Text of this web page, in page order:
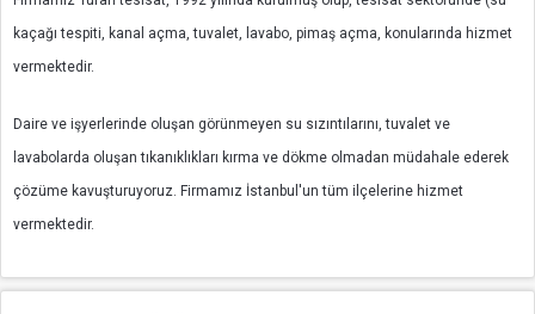
kaçağı tespiti, kanal açma, tuvalet, lavabo, pimaş açma, konularında hizmet
vermektedir.
Daire ve işyerlerinde oluşan görünmeyen su sızıntılarını, tuvalet ve
lavabolarda oluşan tıkanıklıkları kırma ve dökme olmadan müdahale ederek
çözüme kavuşturuyoruz. Firmamız İstanbul'un tüm ilçelerine hizmet
vermektedir.